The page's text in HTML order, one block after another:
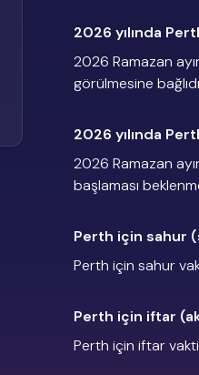
2026 yılında
2026 Ramazan
görülmesine
2026 yılında
2026 Ramazan
başlaması
Perth için sahur
Perth için sahur
Perth için iftar
Perth için iftar